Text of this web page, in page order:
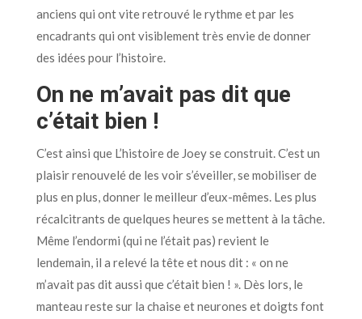
anciens qui ont vite retrouvé le rythme et par les
encadrants qui ont visiblement très envie de donner
des idées pour l’histoire.
On ne m’avait pas dit que
c’était bien !
C’est ainsi que L’histoire de Joey se construit. C’est un
plaisir renouvelé de les voir s’éveiller, se mobiliser de
plus en plus, donner le meilleur d’eux-mêmes. Les plus
récalcitrants de quelques heures se mettent à la tâche.
Même l’endormi (qui ne l’était pas) revient le
lendemain, il a relevé la tête et nous dit : « on ne
m’avait pas dit aussi que c’était bien ! ». Dès lors, le
manteau reste sur la chaise et neurones et doigts font